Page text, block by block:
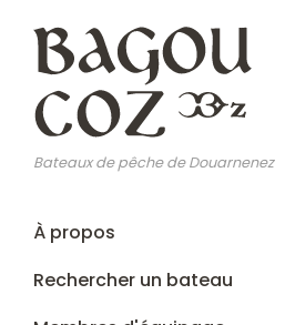
contenu
principal
Bateaux de pêche de Douarnenez
Main
navigation
À propos
Rechercher un bateau